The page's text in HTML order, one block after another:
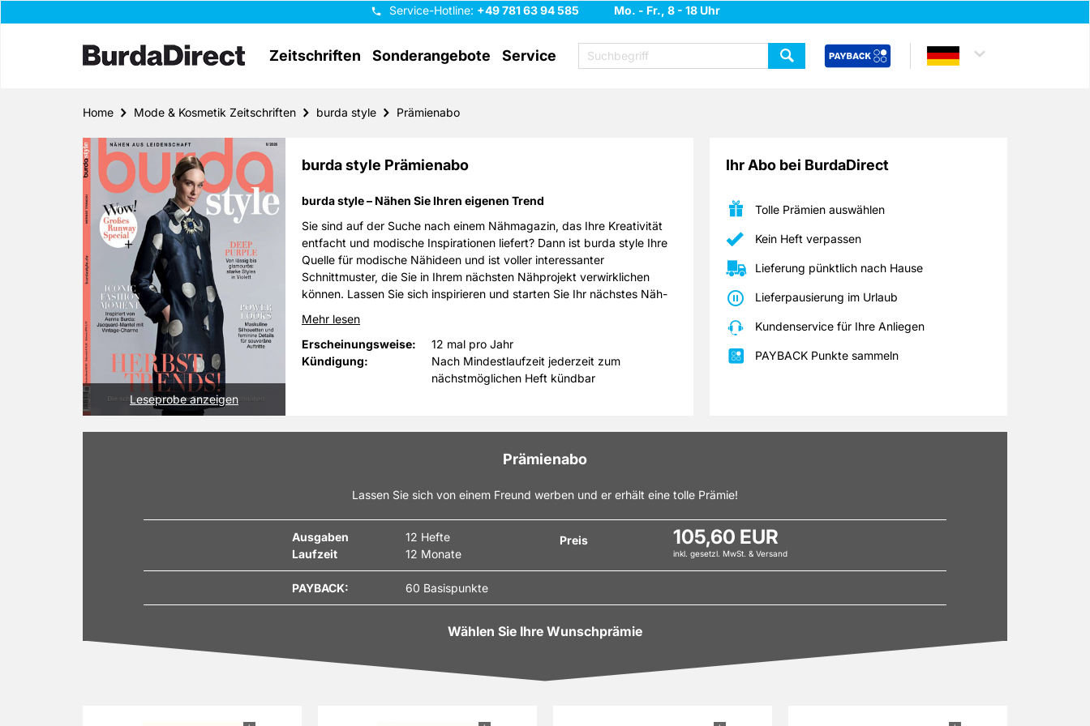
Service-Hotline: +49 781 63 94 585 Mo. - Fr., 8 - 18 Uhr
Zeitschriften Sonderangebote Service
Home Mode & Kosmetik Zeitschriften burda style Prämienabo
Leseprobe anzeigen
burda style Prämienabo
burda style – Nähen Sie Ihren eigenen Trend
Sie sind auf der Suche nach einem Nähmagazin, das Ihre Kreativität
entfacht und modische Inspirationen liefert? Dann ist burda style Ihre
Quelle für modische Nähideen und ist voller interessanter
Schnittmuster, die Sie in Ihrem nächsten Nähprojekt verwirklichen
können. Lassen Sie sich inspirieren und starten Sie Ihr nächstes Näh-
Mehr lesen
Erscheinungsweise:
12 mal pro Jahr
Kündigung:
Nach Mindestlaufzeit jederzeit zum
nächstmöglichen Heft kündbar
Ihr Abo bei BurdaDirect
Tolle Prämien auswählen
Kein Heft verpassen
Lieferung pünktlich nach Hause
Lieferpausierung im Urlaub
Kundenservice für Ihre Anliegen
PAYBACK Punkte sammeln
Prämienabo
Lassen Sie sich von einem Freund werben und er erhält eine tolle Prämie!
Ausgaben
12 Hefte
Laufzeit
12 Monate
Preis 105,60 EUR
inkl. gesetzl. MwSt. & Versand
PAYBACK: 60 Basispunkte
Wählen Sie Ihre Wunschprämie